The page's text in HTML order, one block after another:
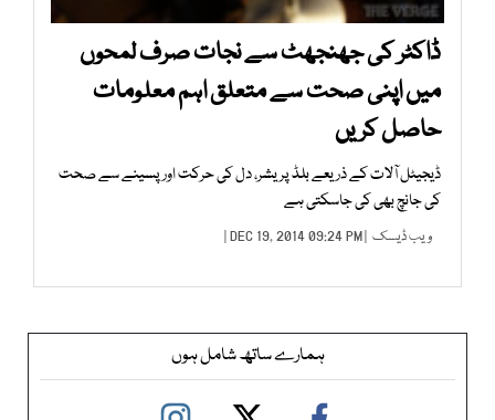
ڈاکٹر کی جھنجھٹ سے نجات صرف لمحوں
میں اپنی صحت سے متعلق اہم معلومات
حاصل کریں
ڈیجیٹل آلات کے ذریعے بلڈ پریشر، دل کی حرکت اور پسینے سے صحت
کی جانچ بھی کی جاسکتی ہے
ویب ڈیسک
ہمارے ساتھ شامل ہوں